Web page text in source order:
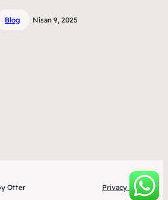
Blog Nisan 9, 2025
Otter Privacy Policy